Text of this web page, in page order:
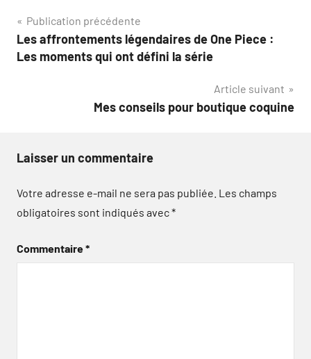
Navigation
de
Publication précédente
Les affrontements légendaires de One Piece :
Les moments qui ont défini la série
Article suivant
Mes conseils pour boutique coquine
Laisser un commentaire
Votre adresse e-mail ne sera pas publiée. Les champs
obligatoires sont indiqués avec*
Commentaire*